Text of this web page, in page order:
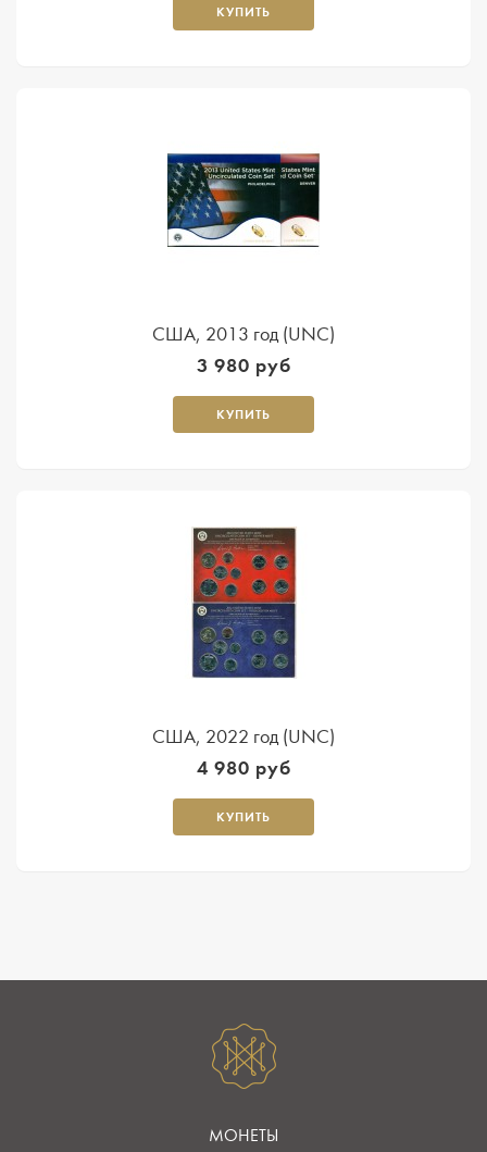
КУПИТЬ
США, 2013 год (UNC)
3 980 руб
КУПИТЬ
США, 2022 год (UNC)
4 980 руб
КУПИТЬ
МОНЕТЫ